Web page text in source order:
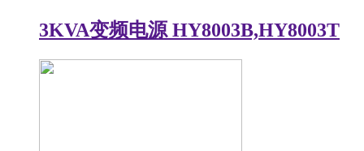
3KVA变频电源 HY8003B,HY8003T